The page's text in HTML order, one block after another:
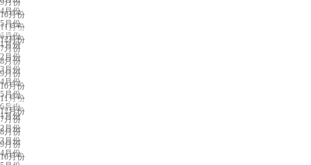
9月份
10月份
11月份
12月份
4月份
5月份
6月份
7月份
8月份
9月份
10月份
11月份
12月份
南京展会排期
1月份
2月份
3月份
4月份
5月份
6月份
7月份
8月份
9月份
10月份
太原展会排期
1月份
2月份
3月份
4月份